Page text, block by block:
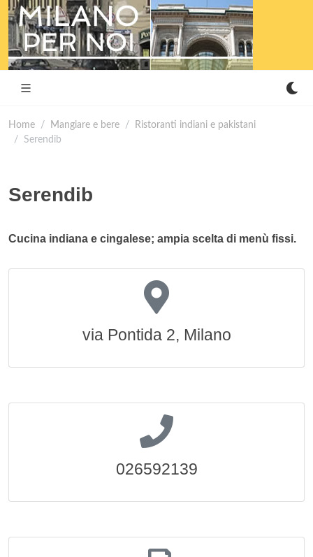
Home Mangiare e bere
Ristoranti indiani e pakistani
Serendib
Serendib
Cucina indiana e cingalese; ampia scelta di menù fissi.
via Pontida 2, Milano
026592139